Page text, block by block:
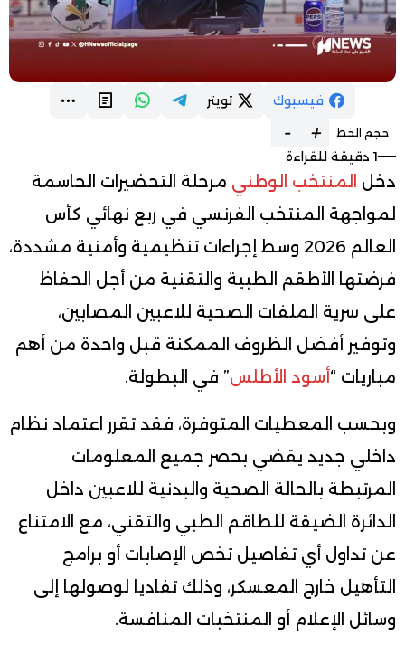
فيسبوك تويتر
حجم الخط +
-
1 دقيقة للقراءة
دخل المنتخب الوطني مرحلة التحضيرات الحاسمة
لمواجهة المنتخب الفرنسي في ربع نهائي كأس
العالم 2026 وسط إجراءات تنظيمية وأمنية مشددة،
فرضتها الأطقم الطبية والتقنية من أجل الحفاظ
على سرية الملفات الصحية للاعبين المصابين،
وتوفير أفضل الظروف الممكنة قبل واحدة من أهم
مباريات “أسود الأطلس” في البطولة.
وبحسب المعطيات المتوفرة، فقد تقرر اعتماد نظام
داخلي جديد يقضي بحصر جميع المعلومات
المرتبطة بالحالة الصحية والبدنية للاعبين داخل
الدائرة الضيقة للطاقم الطبي والتقني، مع الامتناع
عن تداول أي تفاصيل تخص الإصابات أو برامج
التأهيل خارج المعسكر، وذلك تفاديا لوصولها إلى
وسائل الإعلام أو المنتخبات المنافسة.